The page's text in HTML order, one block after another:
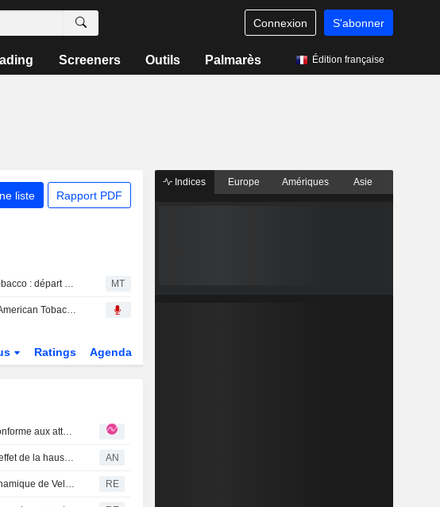
Connexion S'abonner
Screeners Outils Palmarès Édition française
liste Rapport PDF
British American Tobacco : départ du directeur marketing, sa succession déjà organisée MT
Transcript : British American Tobacco p.l.c., H1 2026 Pre Recorded Earnings Call, Jul 30, 2026
Ratings Agenda
BRITISH AMERICAN TOBACCO : un premier semestre 2026 conforme aux attentes
British American Tobacco : le bénéfice semestriel recule sous l'effet de la hausse des coûts AN
BAT relève son objectif de croissance annuelle, porté par la dynamique de Velo aux États-Unis RE
Indices Europe Amériques Asie